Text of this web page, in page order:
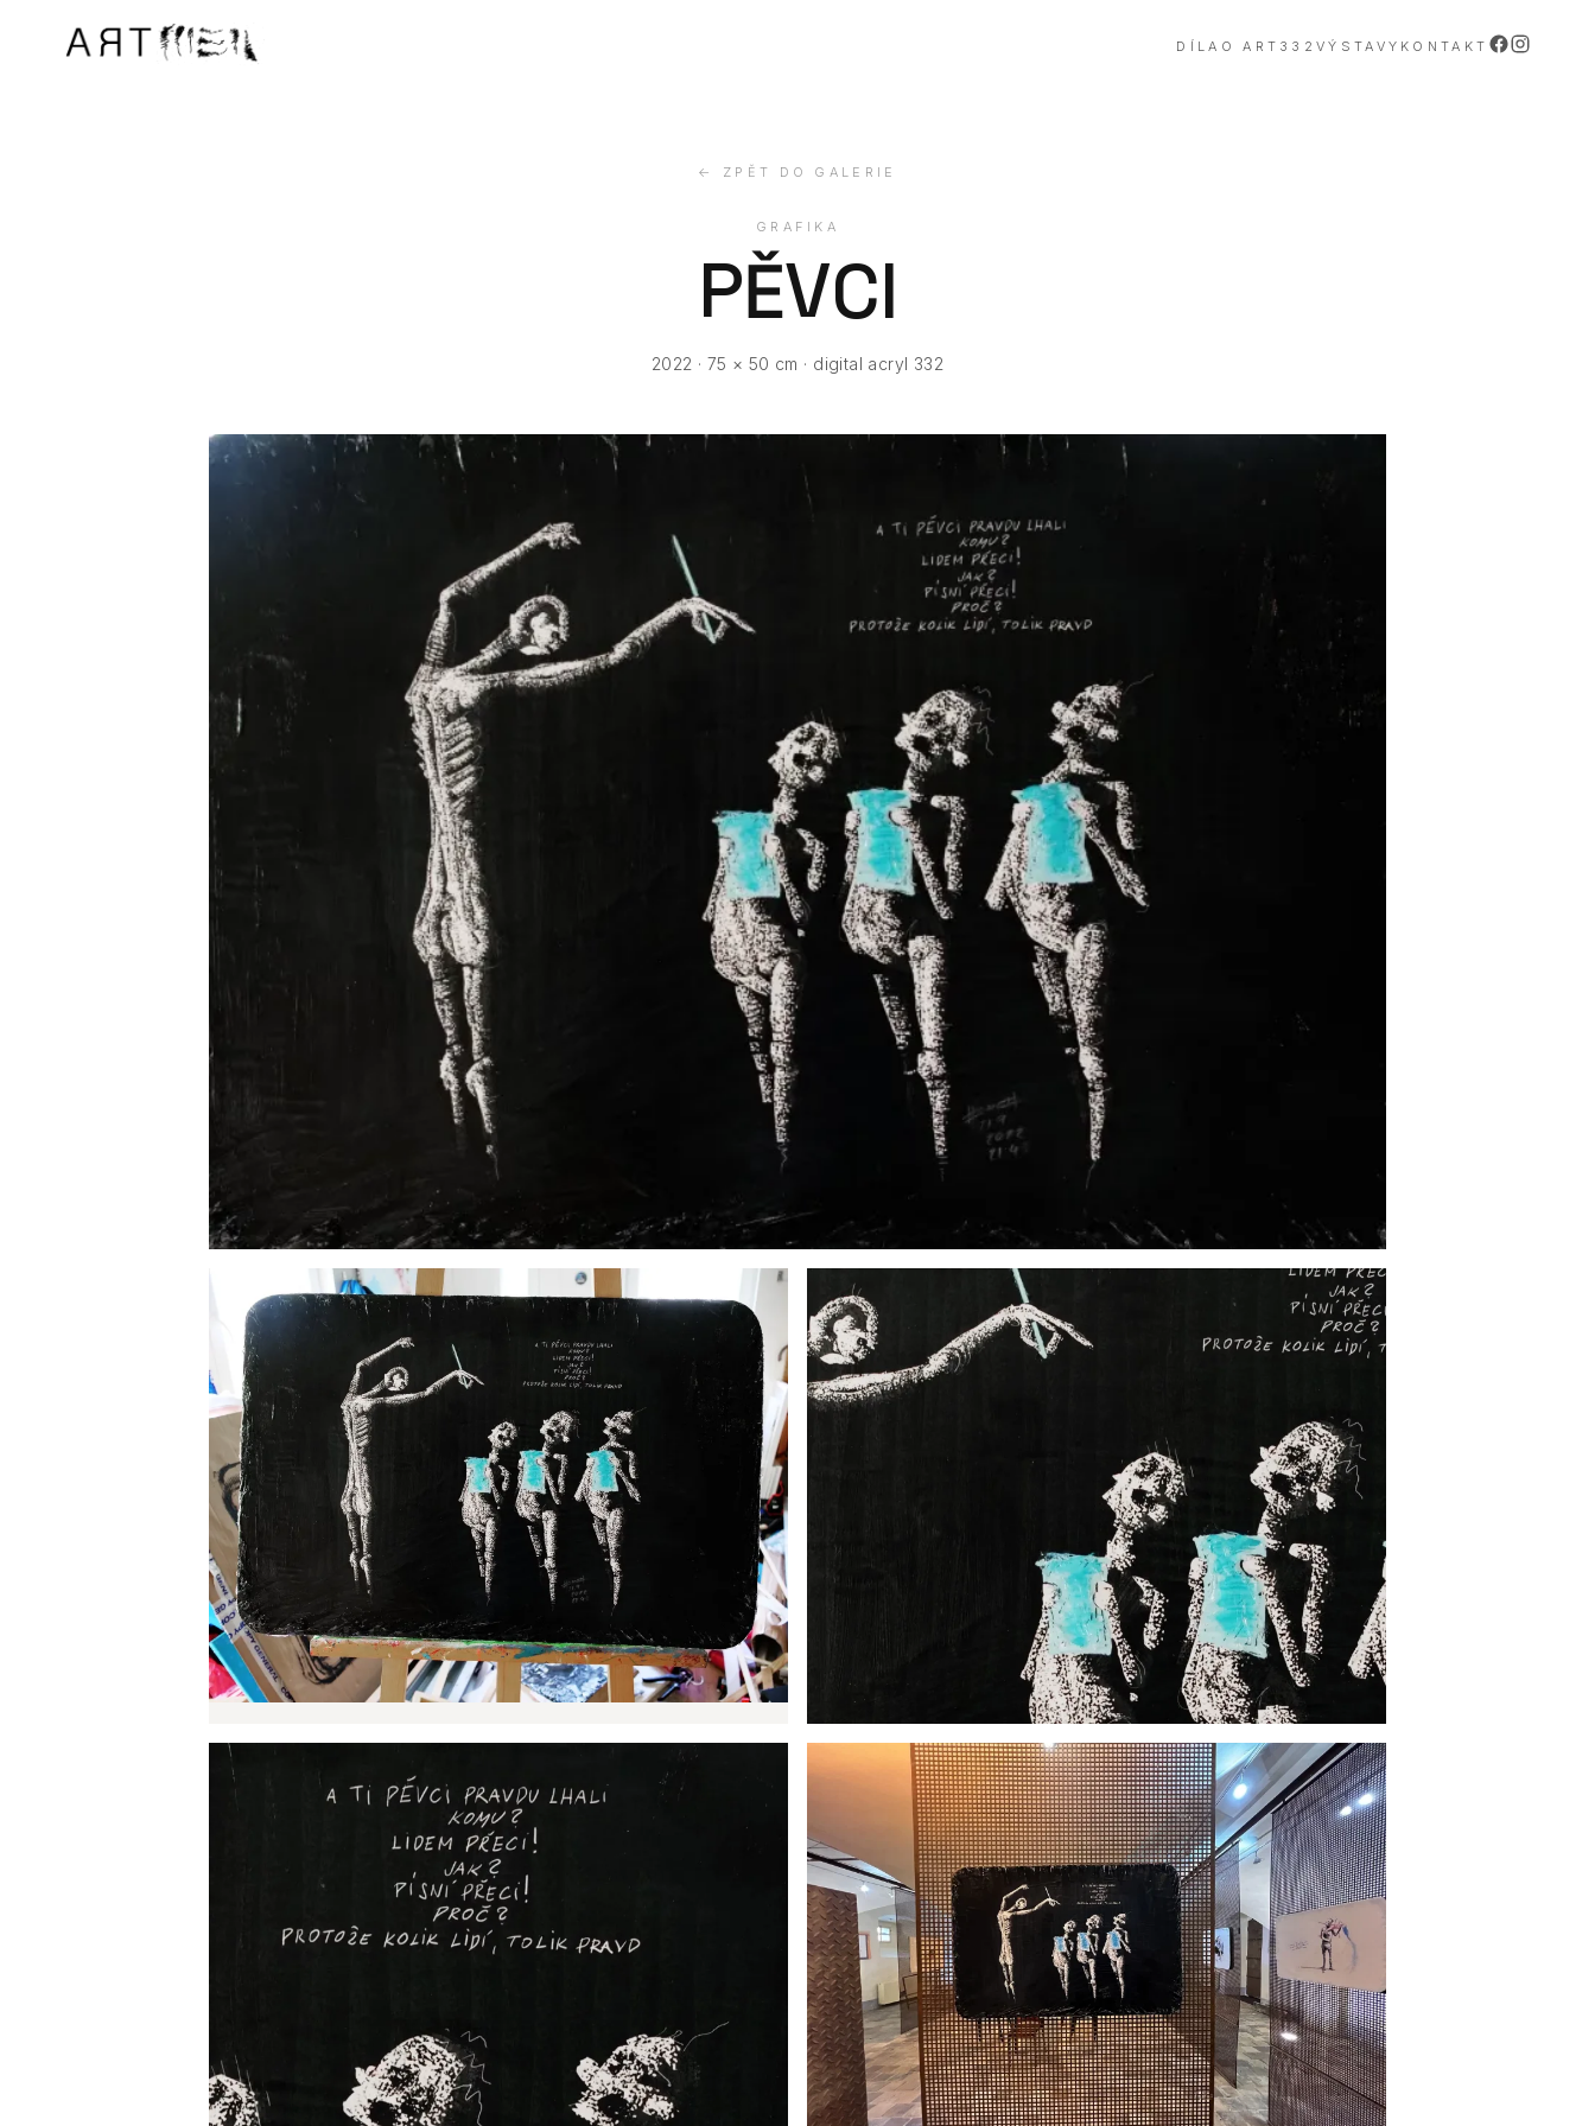
DÍLA O ART332VÝSTAVY KONTAKT
← ZPĚT DO GALERIE
GRAFIKA
PĚVCI
2022 · 75 × 50 cm · digital acryl 332